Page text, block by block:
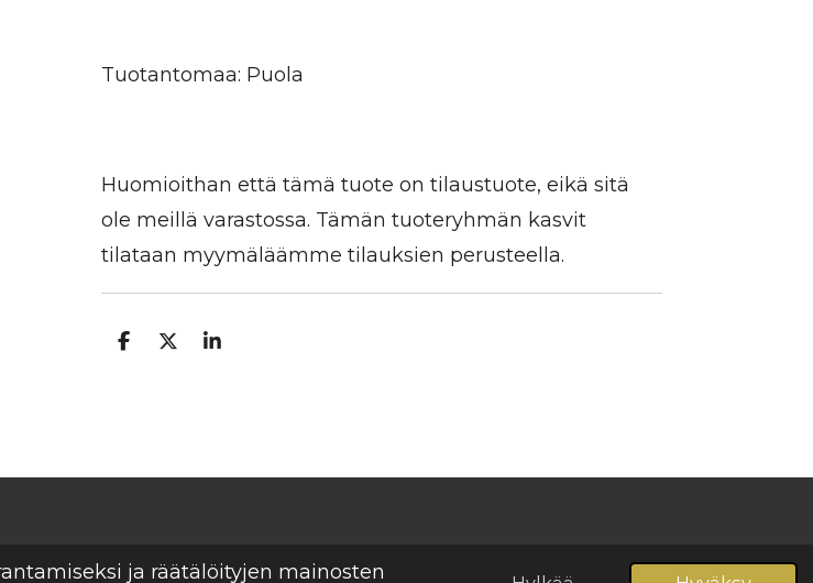
ja räätälöityjen mainosten
Tuotantomaa: Puola
Huomioithan että tämä tuote on tilaustuote, eikä sitä
ole meillä varastossa. Tämän tuoteryhmän kasvit
tilataan myymäläämme tilauksien perusteella.
J
J
J